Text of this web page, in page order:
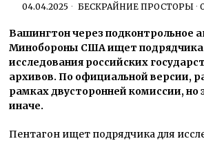
04.04.2025 БЕСКРАЙНИЕ ПРОСТОРЫ ·
Вашингтон через подконтрольное
Минобороны США ищет подрядчика
исследования российских
архивов. По официальной версии,
рамках двусторонней комиссии,
иначе.
Пентагон ищет подрядчика для